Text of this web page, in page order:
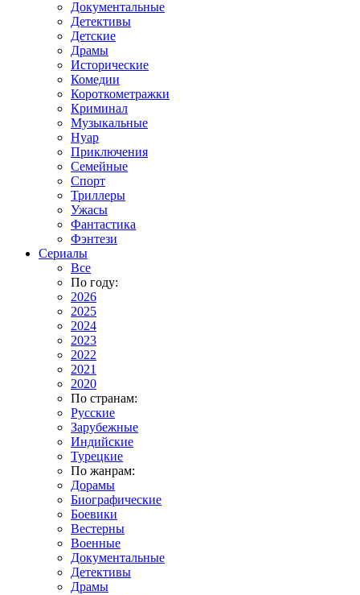
Документальные
Детективы
Детские
Драмы
Исторические
Комедии
Короткометражки
Криминал
Музыкальные
Нуар
Приключения
Семейные
Спорт
Триллеры
Ужасы
Фантастика
Фэнтези
Сериалы
Все
По году:
2026
2025
2024
2023
2022
2021
2020
По странам:
Русские
Зарубежные
Индийские
Турецкие
По жанрам:
Дорамы
Биографические
Боевики
Вестерны
Военные
Документальные
Детективы
Драмы